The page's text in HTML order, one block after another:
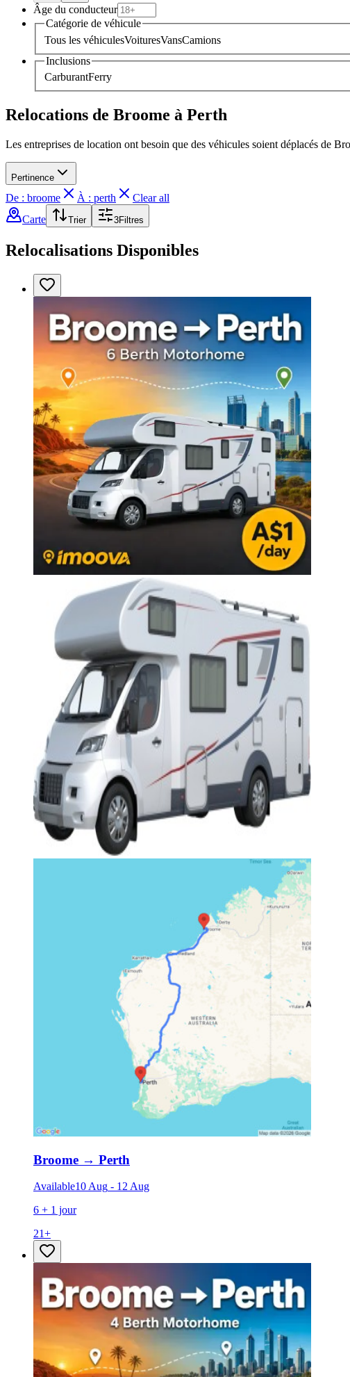
Âge du conducteur
Catégorie de véhicule
Tous les véhiculesVoituresVansCamions
Inclusions
CarburantFerry
Relocations de Broome à Perth
Les entreprises de location ont besoin que des véhicules soient déplacés de
Pertinence
De : broome À : perth
Clear all
Carte
Trier 3Filtres
Relocalisations Disponibles
Broome → Perth
Available10 Aug - 12 Aug
6 + 1 jour
21+